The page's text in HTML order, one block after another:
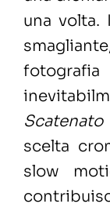
una
Scatenato
scelta
slow